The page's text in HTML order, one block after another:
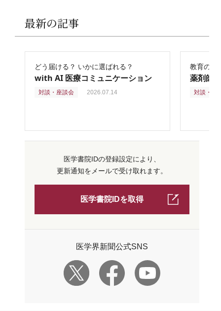
最新の記事
どう届ける？ いかに選ばれる？
with AI 医療コミュニケーション
対談・座談会 2026.07.14
教育の再
薬剤師
対談・座
医学書院IDの登録設定により、
更新通知をメールで受け取れます。
医学書院IDを取得
医学界新聞公式SNS